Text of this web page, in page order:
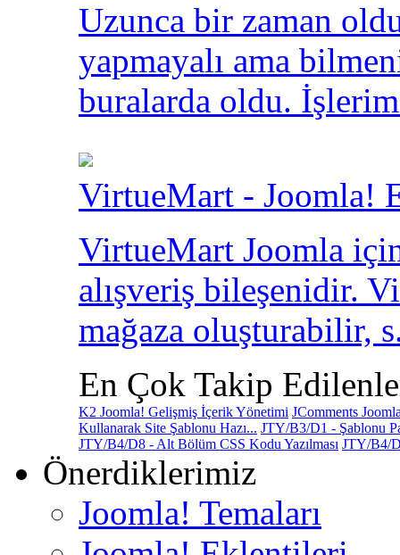
Uzunca bir zaman
yapmayalı ama
buralarda oldu.
VirtueMart - Joomla!
VirtueMart Joomla
alışveriş bileşenidir.
mağaza oluşturabilir,
En Çok Takip
K2 Joomla! Gelişmiş İçerik Yönetimi JComments
Kullanarak Site Şablonu Hazı... JTY/B3/D1 - Şablonu
JTY/B4/D8 - Alt Bölüm CSS Kodu Yazılması JTY/B4/
Önerdiklerimiz
Joomla! Temaları